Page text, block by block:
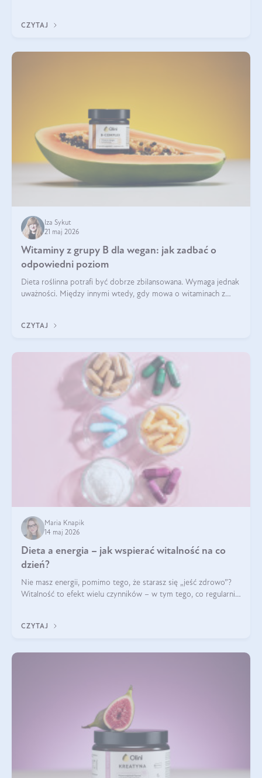
CZYTAJ
Iza Sykut
21 maj 2026
Witaminy z grupy B dla wegan: jak zadbać o
odpowiedni poziom
Dieta roślinna potrafi być dobrze zbilansowana. Wymaga jednak
uważności. Między innymi wtedy, gdy mowa o witaminach z
CZYTAJ
Maria Knapik
14 maj 2026
Dieta a energia – jak wspierać witalność na co
dzień?
Nie masz energii, pomimo tego, że starasz się „jeść zdrowo”?
Witalność to efekt wielu czynników – w tym tego, co regularnie
CZYTAJ